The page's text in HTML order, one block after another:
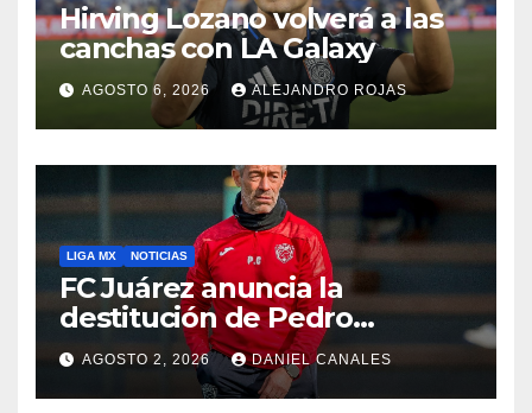
Hirving Lozano volverá a las
canchas con LA Galaxy
AGOSTO 6, 2026 ALEJANDRO ROJAS
LIGA MX NOTICIAS
FC Juárez anuncia la
destitución de Pedro
Caixinha
AGOSTO 2, 2026 DANIEL CANALES